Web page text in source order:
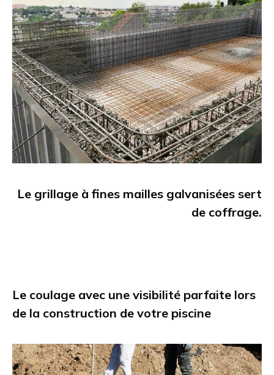
Le grillage à fines mailles galvanisées sert
de coffrage.
Le coulage avec une visibilité parfaite lors
de la construction de votre piscine